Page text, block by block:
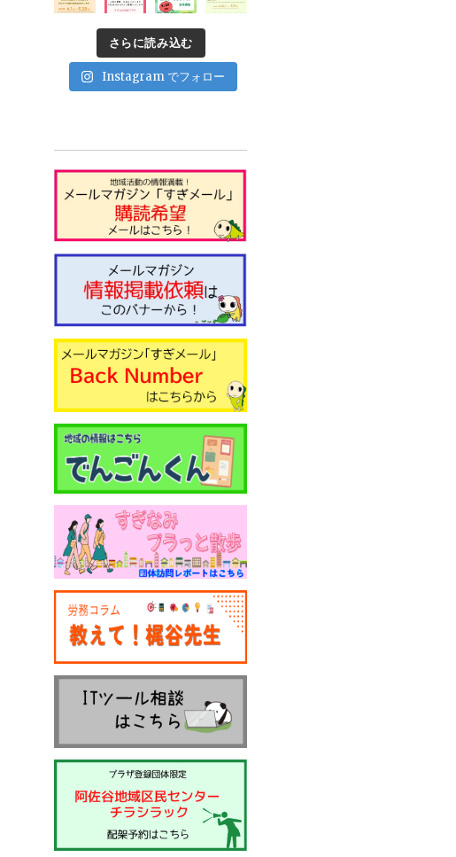
さらに読み込む
Instagram でフォロー